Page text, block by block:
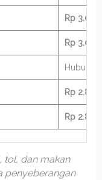
Rp
Rp
Hubungi
Rp
Rp
tol, dan makan
penyeberangan